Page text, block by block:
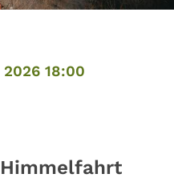
18:00